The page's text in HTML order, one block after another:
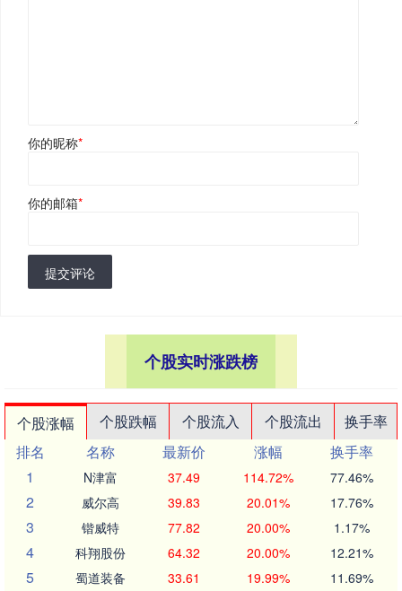
你的昵称*
你的邮箱*
提交评论
个股实时涨跌榜
个股涨幅 个股跌幅 个股流入 个股流出
换手率
排名
名称 最新价 涨幅
换手率
1
N津富 37.49 114.72% 77.46%
2 威尔高 39.83 20.01% 17.76%
3 锴威特 77.82 20.00% 1.17%
4 科翔股份 64.32 20.00% 12.21%
5 蜀道装备 33.61 19.99% 11.69%